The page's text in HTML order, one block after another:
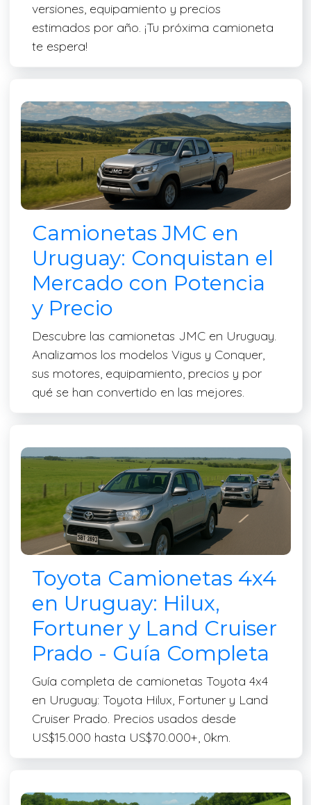
versiones, equipamiento y precios
estimados por año. ¡Tu próxima camioneta
te espera!
Camionetas JMC en
Uruguay: Conquistan el
Mercado con Potencia
y Precio
Descubre las camionetas JMC en Uruguay.
Analizamos los modelos Vigus y Conquer,
sus motores, equipamiento, precios y por
qué se han convertido en las mejores.
Toyota Camionetas 4x4
en Uruguay: Hilux,
Fortuner y Land Cruiser
Prado - Guía Completa
Guía completa de camionetas Toyota 4x4
en Uruguay: Toyota Hilux, Fortuner y Land
Cruiser Prado. Precios usados desde
US$15.000 hasta US$70.000+, 0km.